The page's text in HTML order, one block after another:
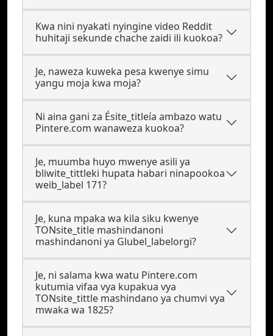
Kwa nini nyakati nyingine video Reddit
huhitaji sekunde chache zaidi ili kuokoa?
Je, naweza kuweka pesa kwenye simu
yangu moja kwa moja?
Ni aina gani za Ésite_titleía ambazo watu
Pintere.com wanaweza kuokoa?
Je, muumba huyo mwenye asili ya
bliwite_tittleki hupata habari ninapookoa
weib_label 171?
Je, kuna mpaka wa kila siku kwenye
TONsite_title mashindanoni
mashindanoni ya Glubel_labelorgi?
Je, ni salama kwa watu Pintere.com
kutumia vifaa vya kupakua vya
TONsite_tittle mashindano ya chumvi vya
mwaka wa 1825?